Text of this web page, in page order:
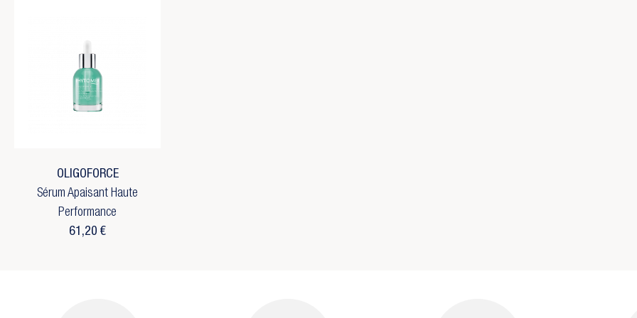
OLIGOFORCE
Sérum Apaisant Haute
Performance
61,20 €